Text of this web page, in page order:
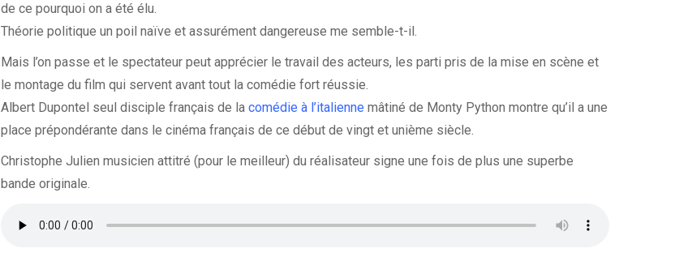
de ce pourquoi on a été élu.
Théorie politique un poil naïve et assurément dangereuse me semble-t-il.
Mais l’on passe et le spectateur peut apprécier le travail des acteurs, les parti pris de la mise en scène et
le montage du film qui servent avant tout la comédie fort réussie.
Albert Dupontel seul disciple français de la comédie à l’italienne mâtiné de Monty Python montre qu’il a une
place prépondérante dans le cinéma français de ce début de vingt et unième siècle.
Christophe Julien musicien attitré (pour le meilleur) du réalisateur signe une fois de plus une superbe
bande originale.